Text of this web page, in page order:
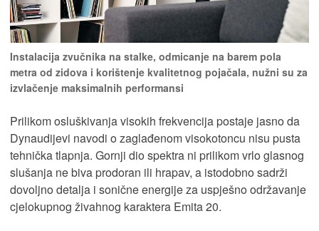
Instalacija zvučnika na stalke, odmicanje na barem pola
metra od zidova i korištenje kvalitetnog pojačala, nužni su za
izvlačenje maksimalnih performansi
Prilikom osluškivanja visokih frekvencija postaje jasno da
Dynaudijevi navodi o zaglađenom visokotoncu nisu pusta
tehnička tlapnja. Gornji dio spektra ni prilikom vrlo glasnog
slušanja ne biva prodoran ili hrapav, a istodobno sadrži
dovoljno detalja i sonične energije za uspješno održavanje
cjelokupnog živahnog karaktera Emita 20.